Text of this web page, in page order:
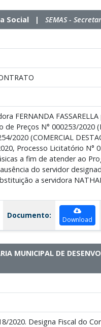
Social | SEMAS -
FERNANDA
de Preços N° 000253/2020
2020 (COMERCIAL
Processo Licitatório N°
a fim de atender ao
do servidor
a servidora
Documento: Download
MUNICIPAL DE
2020. Designa Fiscal do